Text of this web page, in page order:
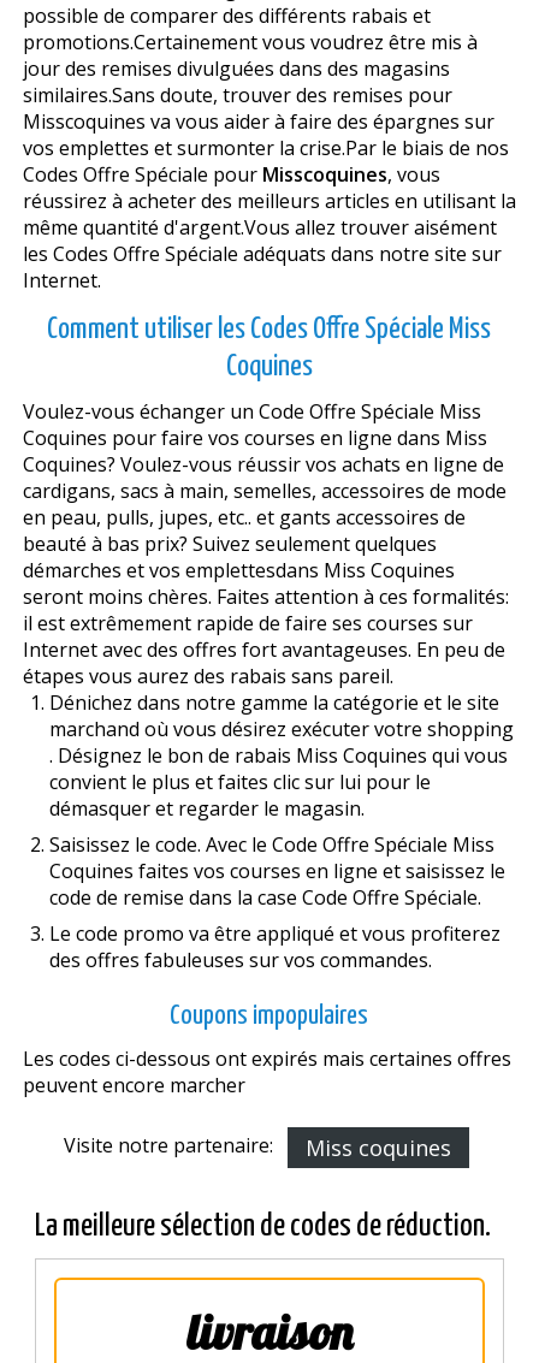
possible de comparer des différents rabais et
promotions.Certainement vous voudrez être mis à
jour des remises divulguées dans des magasins
similaires.Sans doute, trouver des remises pour
Misscoquines va vous aider à faire des épargnes sur
vos emplettes et surmonter la crise.Par le biais de nos
Codes Offre Spéciale pour Misscoquines, vous
réussirez à acheter des meilleurs articles en utilisant la
même quantité d'argent.Vous allez trouver aisément
les Codes Offre Spéciale adéquats dans notre site sur
Internet.
Comment utiliser les Codes Offre Spéciale Miss
Coquines
Voulez-vous échanger un Code Offre Spéciale Miss
Coquines pour faire vos courses en ligne dans Miss
Coquines? Voulez-vous réussir vos achats en ligne de
cardigans, sacs à main, semelles, accessoires de mode
en peau, pulls, jupes, etc.. et gants accessoires de
beauté à bas prix? Suivez seulement quelques
démarches et vos emplettesdans Miss Coquines
seront moins chères. Faites attention à ces formalités:
il est extrêmement rapide de faire ses courses sur
Internet avec des offres fort avantageuses. En peu de
étapes vous aurez des rabais sans pareil.
Dénichez dans notre gamme la catégorie et le site
marchand où vous désirez exécuter votre shopping
. Désignez le bon de rabais Miss Coquines qui vous
convient le plus et faites clic sur lui pour le
démasquer et regarder le magasin.
Saisissez le code. Avec le Code Offre Spéciale Miss
Coquines faites vos courses en ligne et saisissez le
code de remise dans la case Code Offre Spéciale.
Le code promo va être appliqué et vous profiterez
des offres fabuleuses sur vos commandes.
Coupons impopulaires
Les codes ci-dessous ont expirés mais certaines offres
peuvent encore marcher
Visite notre partenaire: Miss coquines
La meilleure sélection de codes de réduction.
livraison